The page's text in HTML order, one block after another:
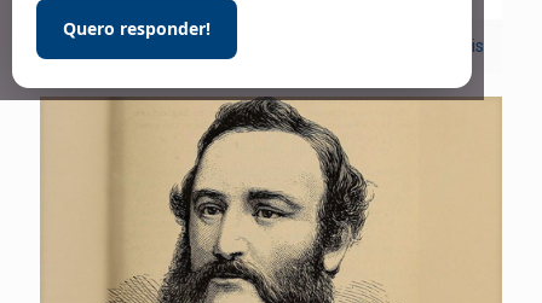
Quero responder!
Leia mais